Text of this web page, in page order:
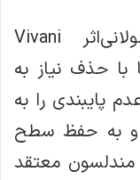
اینجاست که ایمپلنت‌های طولانی‌اثر Vivani
با حذف نیاز به
پایبندی را به
به حفظ سطح
مندلسون معتقد